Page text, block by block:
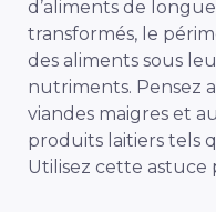
d’aliments de
transformés, le
des aliments sous
nutriments. Pensez
viandes maigres et
produits laitiers tels
Utilisez cette astuce